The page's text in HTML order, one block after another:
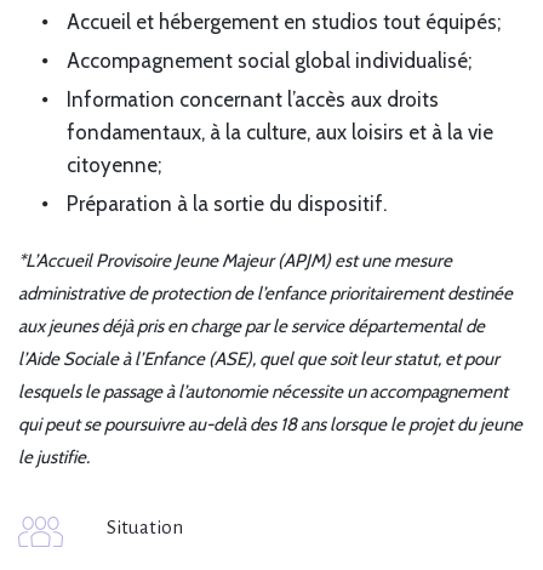
Accueil et hébergement en studios tout équipés;
Accompagnement social global individualisé;
Information concernant l’accès aux droits
fondamentaux, à la culture, aux loisirs et à la vie
citoyenne;
Préparation à la sortie du dispositif.
*L’Accueil Provisoire Jeune Majeur (APJM) est une mesure
administrative de protection de l’enfance prioritairement destinée
aux jeunes déjà pris en charge par le service départemental de
l’Aide Sociale à l’Enfance (ASE), quel que soit leur statut, et pour
lesquels le passage à l’autonomie nécessite un accompagnement
qui peut se poursuivre au-delà des 18 ans lorsque le projet du jeune
le justifie.
Situation